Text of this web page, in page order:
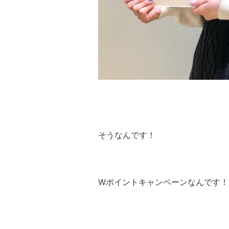
そうなんです！
Wポイントキャンペーンなんです